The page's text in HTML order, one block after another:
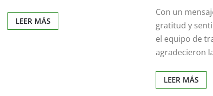
LEER MÁS
Con un
gratitud y
el equipo de
agradecieron
LEER MÁS